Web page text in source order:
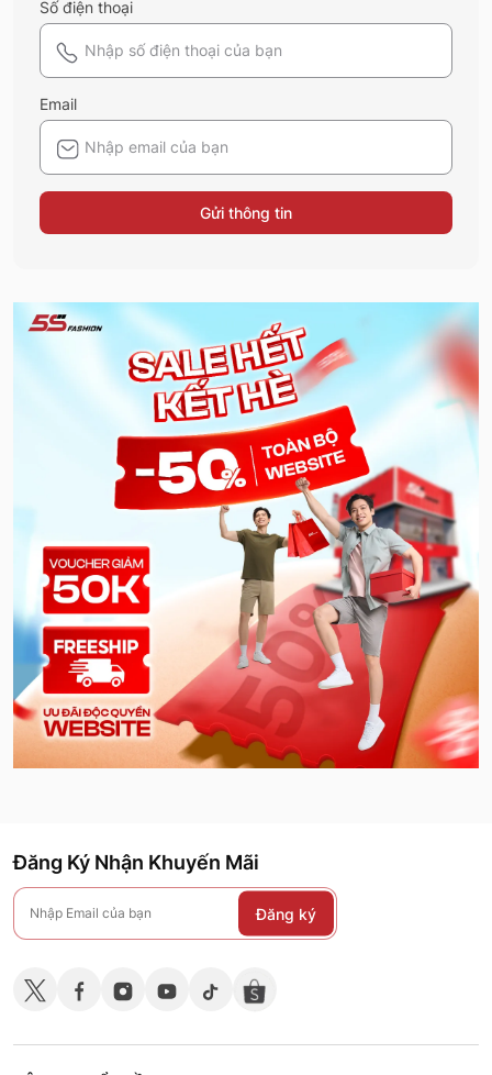
Số điện thoại
Email
Gửi thông tin
Đăng Ký Nhận Khuyến Mãi
Đăng ký